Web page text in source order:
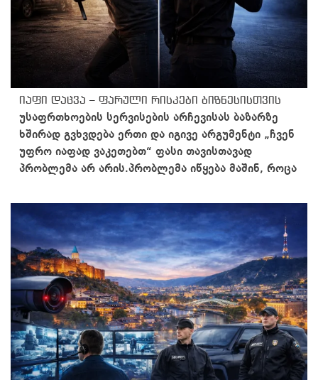
იაფი დაცვა – ფარული რისკები ბიზნესისთვის
უსაფრთხოების სერვისების არჩევისას ბაზარზე
ხშირად გვხვდება ერთი და იგივე არგუმენტი „ჩვენ
უფრო იაფად ვაკეთებთ“ ფასი თავისთავად
პრობლემა არ არის.პრობლემა იწყება მაშინ, როცა